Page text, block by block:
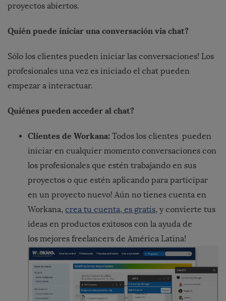
proyectos abiertos.
Quién puede iniciar una conversación via chat?
Sólo los clientes pueden iniciar las conversaciones! Los
profesionales una vez es iniciado el chat pueden
empezar a interactuar.
Quiénes pueden acceder al chat?
Clientes de Workana: Todos los clientes pueden
iniciar en cualquier momento conversaciones con
los profesionales que estén trabajando en sus
proyectos o que estén aplicando para participar
en un proyecto nuevo! Aún no tienes cuenta en
Workana, crea tu cuenta, es gratis, y convierte tus
ideas en productos exitosos con la ayuda de
los mejores freelancers de América Latina!